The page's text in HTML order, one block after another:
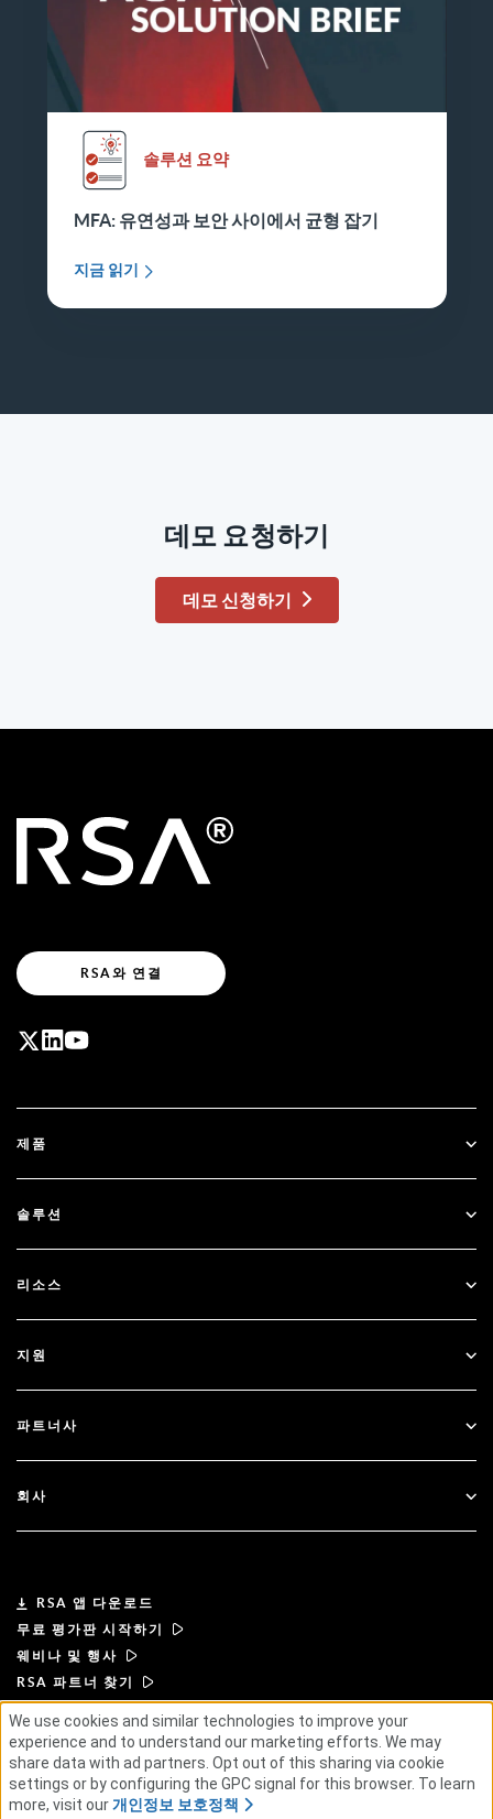
솔루션 요약
MFA: 유연성과 보안 사이에서 균형 잡기
지금 읽기
데모 요청하기
데모 신청하기
RSA와 연결
제품
SecurID
솔루션
다단계 인증
금융 서비스
리소스
블로그
문서
지원
고객 지원
파트너사
파트너 되기
회사
리더십
뉴스 및 언론
리소스
채용 정보
RSA 앱 다운로드
무료 평가판 시작하기
웨비나 및 행사
RSA 파트너 찾기
이용 약관 개인정보 보호정책 표준 계약
공급업체 원칙
윤리적 공급망 ESG
We use cookies and similar technologies to improve your
experience and to understand our marketing efforts. We may
share data with ad partners. Opt out of this sharing via cookie
settings or by configuring the GPC signal for this browser. To learn
more, visit our개인정보 보호정책